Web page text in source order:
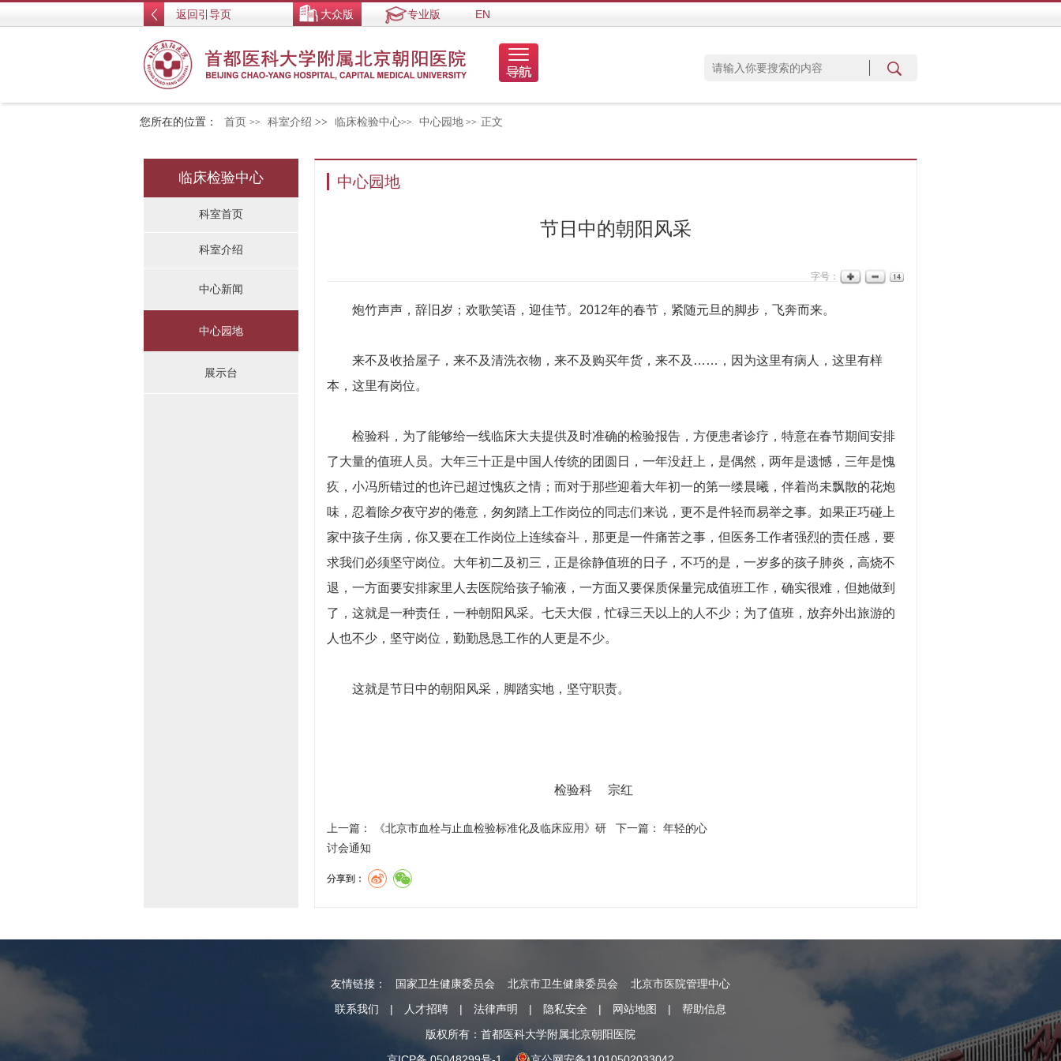
返回引导页 大众版 专业版 EN
您所在的位置： 首页 >> 科室介绍 >> 临床检验中心>> 中心园地 >> 正文
临床检验中心
科室首页
科室介绍
中心新闻
中心园地
展示台
中心园地
节日中的朝阳风采
字号：
炮竹声声，辞旧岁；欢歌笑语，迎佳节。2012年的春节，紧随元旦的脚步，飞奔而来。
来不及收拾屋子，来不及清洗衣物，来不及购买年货，来不及……，因为这里有病人，这里有样
本，这里有岗位。
检验科，为了能够给一线临床大夫提供及时准确的检验报告，方便患者诊疗，特意在春节期间安排
了大量的值班人员。大年三十正是中国人传统的团圆日，一年没赶上，是偶然，两年是遗憾，三年是愧
疚，小冯所错过的也许已超过愧疚之情；而对于那些迎着大年初一的第一缕晨曦，伴着尚未飘散的花炮
味，忍着除夕夜守岁的倦意，匆匆踏上工作岗位的同志们来说，更不是件轻而易举之事。如果正巧碰上
家中孩子生病，你又要在工作岗位上连续奋斗，那更是一件痛苦之事，但医务工作者强烈的责任感，要
求我们必须坚守岗位。大年初二及初三，正是徐静值班的日子，不巧的是，一岁多的孩子肺炎，高烧不
退，一方面要安排家里人去医院给孩子输液，一方面又要保质保量完成值班工作，确实很难，但她做到
了，这就是一种责任，一种朝阳风采。七天大假，忙碌三天以上的人不少；为了值班，放弃外出旅游的
人也不少，坚守岗位，勤勤恳恳工作的人更是不少。
这就是节日中的朝阳风采，脚踏实地，坚守职责。
检验科 宗红
上一篇：
《北京市血栓与止血检验标准化及临床应用》研
讨会通知
下一篇： 年轻的心
分享到：
友情链接： 国家卫生健康委员会 北京市卫生健康委员会
北京市医院管理中心
联系我们
| 人才招聘 | 法律声明 | 隐私安全 | 网站地图 |
帮助信息
版权所有：首都医科大学附属北京朝阳医院